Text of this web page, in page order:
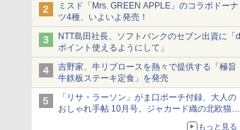
ミスド「Mrs. GREEN APPLE」のコラボドーナ
ツ4種、いよいよ発売！
NTT島田社長、ソフトバンクのセブン出資に「d
ポイント使えるようにして」
吉野家、牛リブロースを熱々で提供する「極旨
牛鉄板ステーキ定食」を発売
「リサ・ラーソン」がま口ポーチ付録、大人の
おしゃれ手帖 10月号。ジャカード織の北欧猫デ
もっと見る